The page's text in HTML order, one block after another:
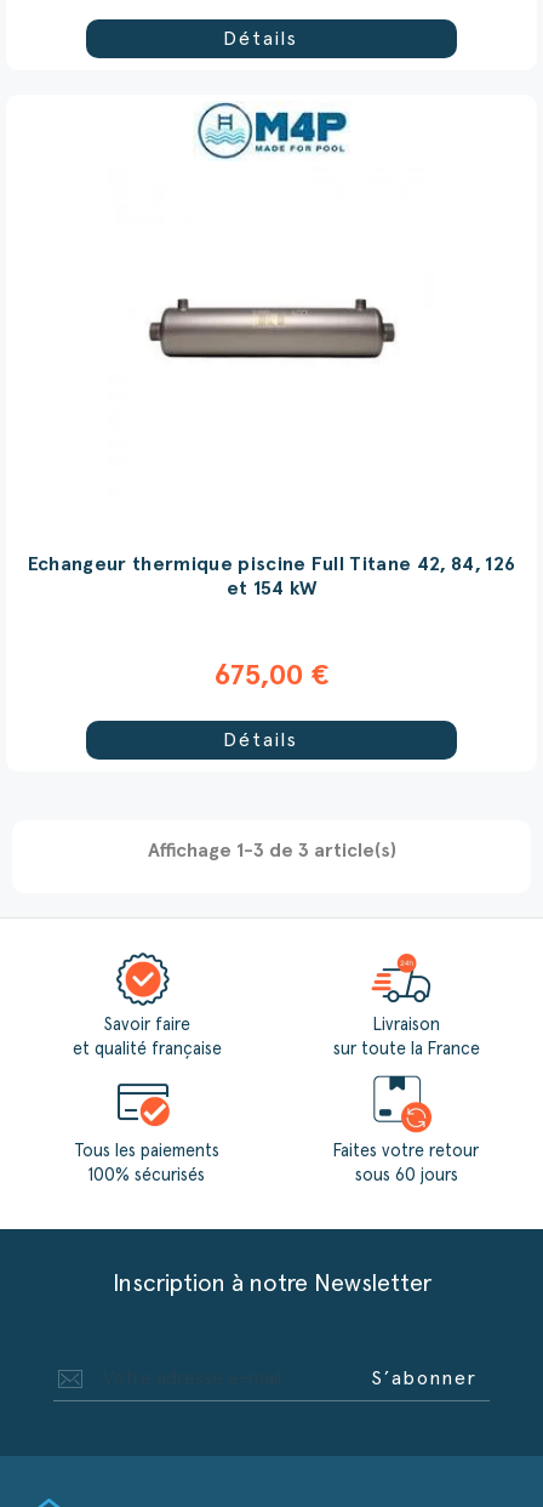
Détails
Echangeur thermique piscine Full Titane 42, 84, 126
et 154 kW
675,00 €
Détails
Affichage 1-3 de 3 article(s)
Savoir faire
et qualité française
Tous les paiements
100% sécurisés
Livraison
sur toute la France
Faites votre retour
sous 60 jours
Inscription à notre Newsletter
S’abonner